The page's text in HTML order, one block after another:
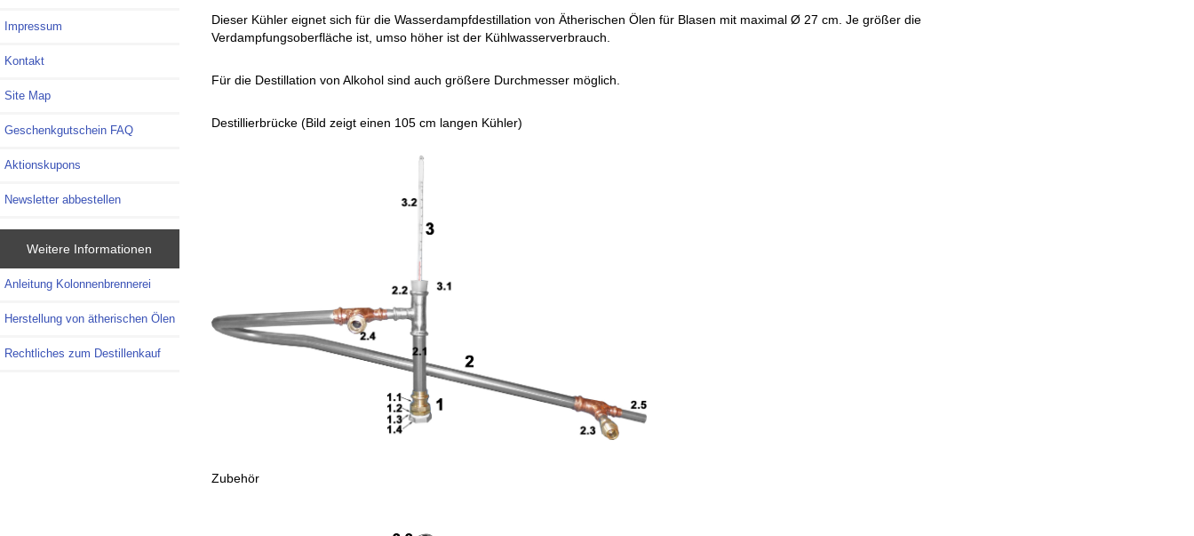
Impressum
Kontakt
Site Map
Geschenkgutschein FAQ
Aktionskupons
Newsletter abbestellen
Weitere Informationen
Anleitung Kolonnenbrennerei
Herstellung von ätherischen Ölen
Rechtliches zum Destillenkauf
Dieser Kühler eignet sich für die Wasserdampfdestillation von Ätherischen Ölen für Blasen mit maximal Ø 27 cm. Je größer die
Verdampfungsoberfläche ist, umso höher ist der Kühlwasserverbrauch.
Für die Destillation von Alkohol sind auch größere Durchmesser möglich.
Destillierbrücke (Bild zeigt einen 105 cm langen Kühler)
Zubehör